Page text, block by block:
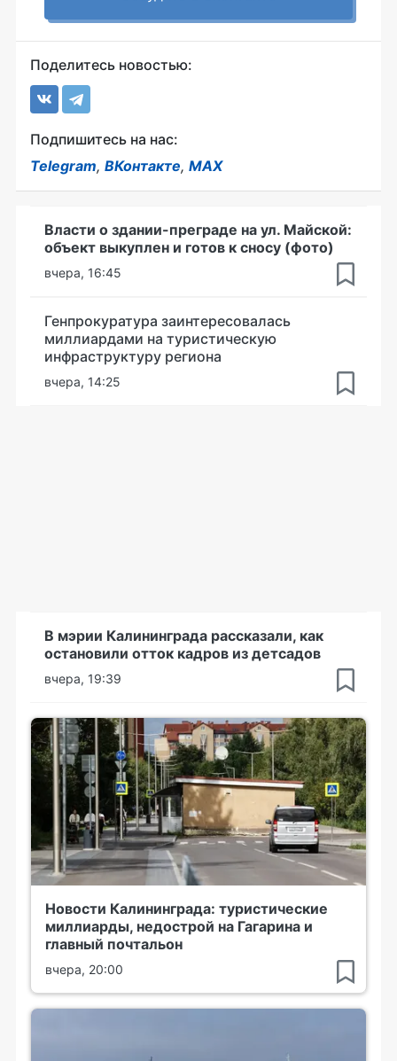
Поделитесь новостью:
Подпишитесь на нас:
Telegram, ВКонтакте, MAX
Власти о здании-преграде на ул. Майской:
объект выкуплен и готов к сносу (фото)
вчера, 16:45
Генпрокуратура заинтересовалась
миллиардами на туристическую
инфраструктуру региона
вчера, 14:25
В мэрии Калининграда рассказали, как
остановили отток кадров из детсадов
вчера, 19:39
Новости Калининграда: туристические
миллиарды, недострой на Гагарина и
главный почтальон
вчера, 20:00